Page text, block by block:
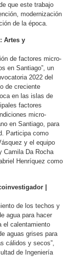
que este trabajo
modernización
de la época.
Artes y
de factores micro-
en Santiago”, un
2022 del
de creciente
en las islas de
factores
micro-
en Santiago, para
Participa como
y el equipo
Camila Da Rocha
Henríquez como
|
de los techos y
agua para hacer
el calentamiento
aguas grises para
cálidos y secos”,
de Ingeniería